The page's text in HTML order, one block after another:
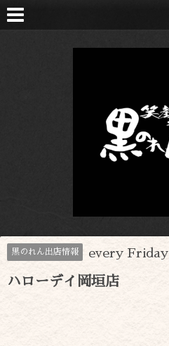
黒のれん出店情報 every Friday
ハローデイ岡垣店